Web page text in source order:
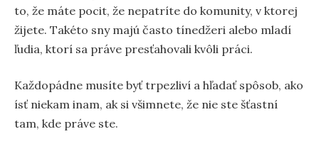
to, že máte pocit, že nepatríte do komunity, v ktorej
žijete. Takéto sny majú často tínedžeri alebo mladí
ľudia, ktorí sa práve presťahovali kvôli práci.
Každopádne musíte byť trpezliví a hľadať spôsob, ako
ísť niekam inam, ak si všimnete, že nie ste šťastní
tam, kde práve ste.